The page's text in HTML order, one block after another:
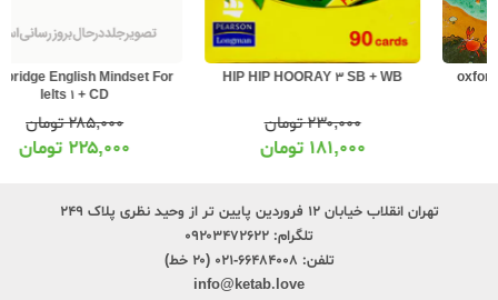
HIP HIP HOORAY 3 SB + WB
تومان
۱۸۱,۰۰۰تومان
Cambridge English Mindset For
Ielts 1 + CD
۲۸۵,۰۰۰تومان
۲۲۵,۰۰۰تومان
تهران انقلاب خیابان ۱۲ فروردین پایین تر از وحید نظری پلاک ۲۴۹
تلگرام: ۰۹۲۰۳۴۷۲۶۲۲
تلفن: ۶۶۴۸۴۰۰۸-۰۲۱ (۲۰ خط)
info@ketab.love